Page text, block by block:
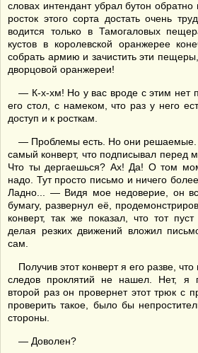
словах интендант убрал бутон
росток этого сорта достать очень
водится только в Тамогаловых
кустов в королевской оранжерее
собрать армию и зачистить эти
дворцовой оранжереи!
— К-х-хм! Но у вас вроде с этим нет
его стол, с намеком, что раз у него
доступ и к росткам.
— Проблемы есть. Но они решаемые.
самый конверт, что подписывал перед
Что ты дергаешься? Ах! Да! О том
надо. Тут просто письмо и ничего
Ладно... — Видя мое недоверие, он
бумагу, развернул её,
конверт, так же показал, что тот
делая резких движений вложил
сам.
Получив этот конверт я его разве,
следов проклятий не нашел. Нет, я
второй раз он провернет этот трюк с
проверить такое, было бы
стороны.
— Доволен?